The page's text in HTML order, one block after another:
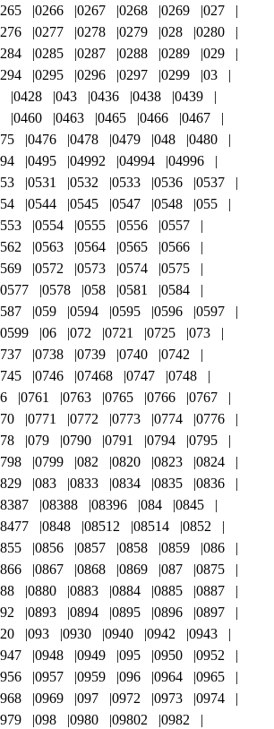
0266 0267 0268 0269
027
0277 0278 0279 028
0280
0285 0287 0288 0289
029
0295 0296 0297 0299
03
0428 043 0436 0438
0439
0460 0463 0465 0466
0467
0476 0478 0479 048
0480
0495 04992 04994
04996
0531 0532 0533 0536
0537
0544 0545 0547 0548
055
0554 0555 0556
0557
0563 0564 0565
0566
0572 0573 0574
0575
0577 0578 058 0581
0584
059 0594 0595 0596
0597
0599 06 072 0721 0725
073
0738 0739 0740
0742
0746 07468 0747
0748
0761 0763 0765 0766
0767
0771 0772 0773 0774
0776
079 0790 0791 0794
0795
0799 082 0820 0823
0824
083 0833 0834 0835
0836
08388 08396 084
0845
0848 08512 08514
0852
0856 0857 0858 0859
086
0867 0868 0869 087
0875
0880 0883 0884 0885
0887
0893 0894 0895 0896
0897
093 0930 0940 0942
0943
0948 0949 095 0950
0952
0957 0959 096 0964
0965
0969 097 0972 0973
0974
098 0980 09802
0982